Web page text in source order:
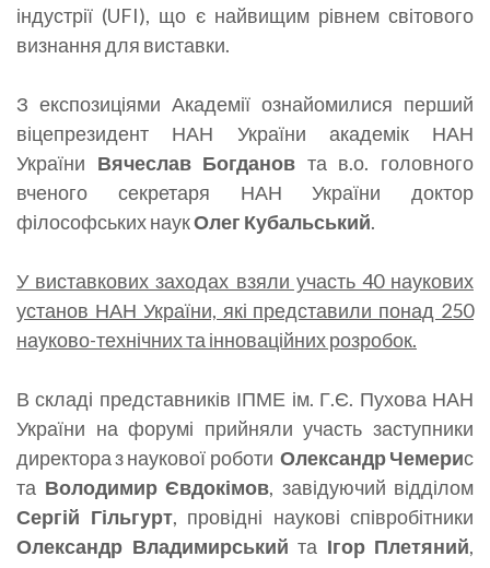
індустрії (UFI), що є найвищим рівнем світового
визнання для виставки.
З експозиціями Академії ознайомилися перший
віцепрезидент НАН України академік НАН
України Вячеслав Богданов та в.о. головного
вченого секретаря НАН України доктор
філософських наукОлег Кубальський.
У виставкових заходах взяли участь 40 наукових
установ НАН України, які представили понад 250
науково-технічних та інноваційних розробок.
В складі представників ІПМЕ ім. Г.Є. Пухова НАН
України на форумі прийняли участь заступники
директора з наукової роботи Олександр Чемерис
та Володимир Євдокімов, завідуючий відділом
Сергій Гільгурт, провідні наукові співробітники
Олександр Владимирський та Ігор Плетяний,